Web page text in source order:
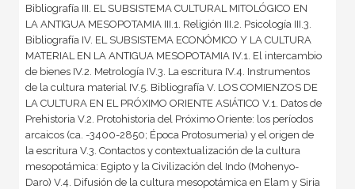
Bibliografía III. EL SUBSISTEMA CULTURAL MITOLÓGICO EN
LA ANTIGUA MESOPOTAMIA III.1. Religión III.2. Psicología III.3.
Bibliografía IV. EL SUBSISTEMA ECONÓMICO Y LA CULTURA
MATERIAL EN LA ANTIGUA MESOPOTAMIA IV.1. El intercambio
de bienes IV.2. Metrología IV.3. La escritura IV.4. Instrumentos
de la cultura material IV.5. Bibliografía V. LOS COMIENZOS DE
LA CULTURA EN EL PRÓXIMO ORIENTE ASIÁTICO V.1. Datos de
Prehistoria V.2. Protohistoria del Próximo Oriente: los períodos
arcaicos (ca. -3400-2850; Época Protosumeria) y el origen de
la escritura V.3. Contactos y contextualización de la cultura
mesopotámica: Egipto y la Civilización del Indo (Mohenyo-
Daro) V.4. Difusión de la cultura mesopotámica en Elam y Siria